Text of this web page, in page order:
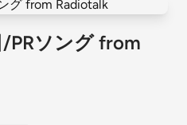
PRソング from